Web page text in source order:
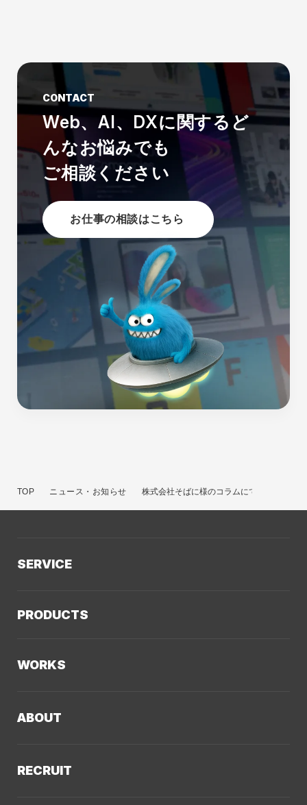
CONTACT
Web、AI、DXに関する ど
んなお悩みでも
ご相談ください
お仕事の相談はこちら
TOP ニュース・お知らせ 株式会社そばに様のコラムにてクーシーが
SERVICE
Web制作
デザイン・ブランディング
システム開発・DX支援
PRODUCTS
LLMO／AIO／GEO診断
WORKS
ABOUT
RECRUIT